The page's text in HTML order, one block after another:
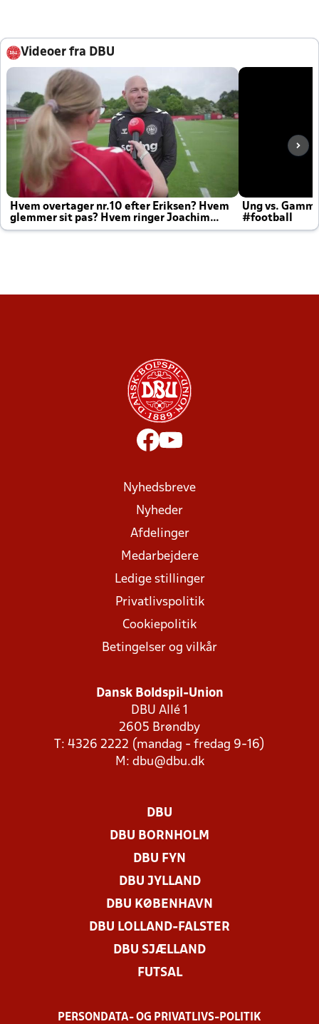
Videoer fra DBU
Hvem overtager nr.10 efter Eriksen? Hvem
glemmer sit pas? Hvem ringer Joachim
altid til efter kampe?
Ung vs.
#football
Nyhedsbreve
Nyheder
Afdelinger
Medarbejdere
Ledige stillinger
Privatlivspolitik
Cookiepolitik
Betingelser og vilkår
Dansk Boldspil-Union
DBU Allé 1
2605 Brøndby
T: 4326 2222 (mandag - fredag 9-16)
M: dbu@dbu.dk
DBU
DBU BORNHOLM
DBU FYN
DBU JYLLAND
DBU KØBENHAVN
DBU LOLLAND-FALSTER
DBU SJÆLLAND
FUTSAL
PERSONDATA- OG PRIVATLIVS-POLITIK